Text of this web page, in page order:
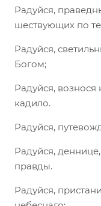
Радуйся,
шествующих по
Радуйся,
Богом;
Радуйся,
кадило.
Радуйся,
Радуйся,
правды.
Радуйся,